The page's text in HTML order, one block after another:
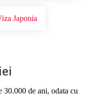
Japonia
30.000 de ani, odata cu